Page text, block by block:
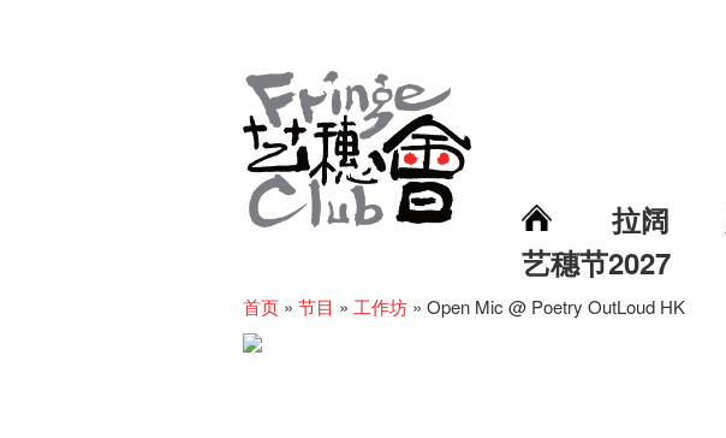
拉阔
艺穗节2027
首页 » 节目 » 工作坊 » Open Mic @ Poetry OutLoud HK